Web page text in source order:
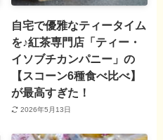
自宅で優雅なティータイム
を♪紅茶専門店「ティー・
イソブチカンパニー」の
【スコーン6種食べ比べ】
が最高すぎた！
2026年5月13日